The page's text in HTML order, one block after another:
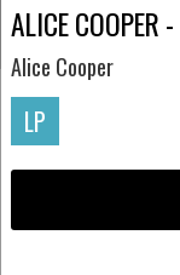
ALICE COOPER
Alice Cooper
LP